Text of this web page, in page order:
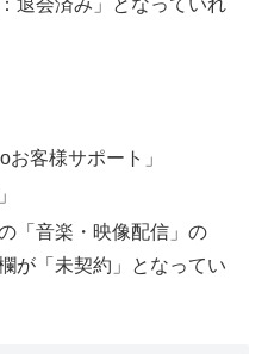
客様サポート」
「音楽・映像配信」の
が「未契約」となってい